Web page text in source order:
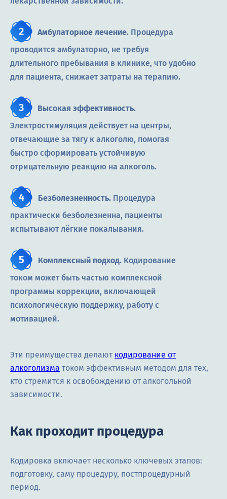
Амбулаторное лечение. Процедура
проводится амбулаторно, не требуя
длительного пребывания в клинике, что удобно
для пациента, снижает затраты на терапию.
Высокая эффективность.
Электростимуляция действует на центры,
отвечающие за тягу к алкоголю, помогая
быстро сформировать устойчивую
отрицательную реакцию на алкоголь.
Безболезненность. Процедура
практически безболезненна, пациенты
испытывают лёгкие покалывания.
Комплексный подход. Кодирование
током может быть частью комплексной
программы коррекции, включающей
психологическую поддержку, работу с
мотивацией.
Эти преимущества делают кодирование от
алкоголизма током эффективным методом для тех,
кто стремится к освобождению от алкогольной
зависимости.
Как проходит процедура
Кодировка включает несколько ключевых этапов:
подготовку, саму процедуру, постпроцедурный
период.